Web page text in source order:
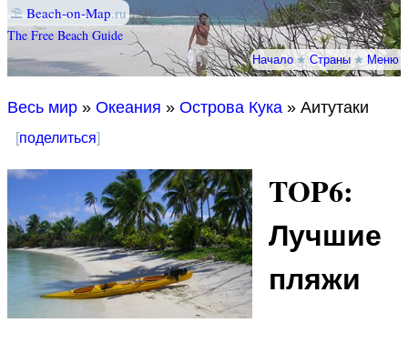
⛱ Beach-on-Map.ru
The Free Beach Guide
Начало★Страны★Меню
Весь мир » Океания » Острова Кука » Аитутаки
[поделиться]
TOP6:
Лучшие
пляжи